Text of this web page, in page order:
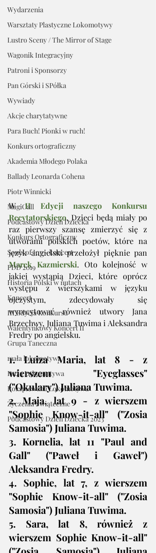
Wydarzenia
Warsztaty Plastyczne Lokomotywy
Lustro Sceny / The Mirror of Stage
Wagonik Integracyjny
Patroni i Sponsorzy
Pan Górski i SPółka
Wywiady
Akcje charytatywne
Para Buch! Pionki w ruch!
Konkurs ortograficzny
Akademia Młodego Polaka
Ballady Leonarda Cohena
Piotr Winnicki
MagiCall
Podcastowy Dzień Dziecka
Konkurs Ortograficzny
Souls of Joy - koncert
PDD 2019
Historia Polski w nutach
Koncert
III Edycja Konkursu
Walentynkowy Koncert II
Grupa Taneczna
mała lokomotywa
Duża Lokomotywa
Rozśpiewana Lokomotywa
Życzenia Świąteczne
Podcastowy Dzień Dziecka 2023
W II Edycji naszego Konkursu
Recytatorskiego, Dzieci będą miały po
raz pierwszy szansę zmierzyć się z
utworami polskich poetów, które na
Marek Kazmierski. Oto kolejność w
jakiej wystąpią Dzieci, które oprócz
występu z wierszykami w języku
ojczystym, zdecydowały się
wyrecytować również utwory Jana
Brzechwy, Juliana Tuwima i Aleksandra
Fredry po angielsku.
1. Luiza Maria, lat 8 - z
wierszem "Eyeglasses"
("Okulary") Juliana Tuwima.
2. Maja, lat 9 - z wierszem
"Sophie Know-it-all" ("Zosia
Samosia") Juliana Tuwima.
3. Kornelia, lat 11 "Paul and
Gall" ("Paweł i Gaweł")
Aleksandra Fredry.
4. Sophie, lat 7, z wierszem
"Sophie Know-it-all" ("Zosia
Samosia") Juliana Tuwima.
5. Sara, lat 8, również z
wierszem Sophie Know-it-all"